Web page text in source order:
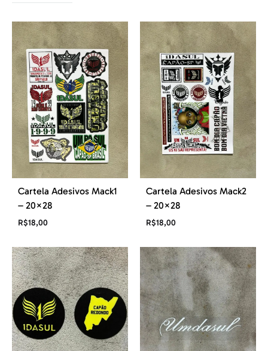
Cartela Adesivos Mack1
– 20×28
R$18,00
Cartela Adesivos Mack2
– 20×28
R$18,00